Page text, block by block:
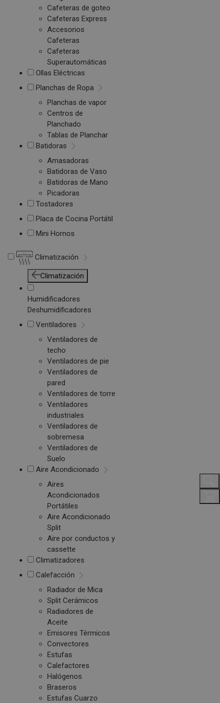
Cafeteras de goteo
Cafeteras Express
Accesorios
Cafeteras
Cafeteras
Superautomáticas
Ollas Eléctricas
Planchas de Ropa
Planchas de vapor
Centros de
Planchado
Tablas de Planchar
Batidoras
Amasadoras
Batidoras de Vaso
Batidoras de Mano
Picadoras
Tostadores
Placa de Cocina Portátil
Mini Hornos
Climatización
Climatización
Humidificadores
Deshumidificadores
Ventiladores
Ventiladores de
techo
Ventiladores de pie
Ventiladores de
pared
Ventiladores de torre
Ventiladores
industriales
Ventiladores de
sobremesa
Ventiladores de
Suelo
Aire Acondicionado
Aires
Acondicionados
Portátiles
Aire Acondicionado
Split
Aire por conductos y
cassette
Climatizadores
Calefacción
Radiador de Mica
Split Cerámicos
Radiadores de
Aceite
Emisores Térmicos
Convectores
Estufas
Calefactores
Halógenos
Braseros
Estufas Cuarzo